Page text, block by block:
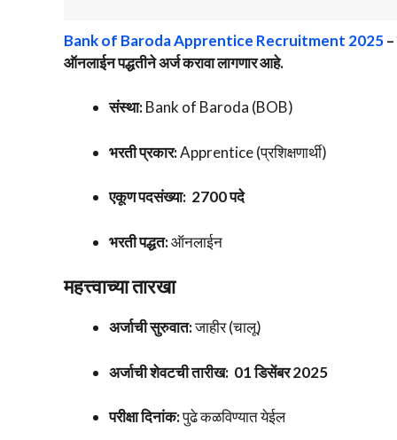
Bank of Baroda Apprentice Recruitment 2025
ऑनलाईन पद्धतीने अर्ज करावा लागणार आहे.
संस्था:Bank of Baroda (BOB)
भरती प्रकार:Apprentice (प्रशिक्षणार्थी)
एकूण पदसंख्या: 2700 पदे
भरती पद्धत:ऑनलाईन
महत्त्वाच्या तारखा
अर्जाची सुरुवात:जाहीर (चालू)
अर्जाची शेवटची तारीख: 01 डिसेंबर 2025
परीक्षा दिनांक:पुढे कळविण्यात येईल